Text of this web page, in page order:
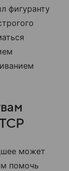
фигуранту
может
помочь